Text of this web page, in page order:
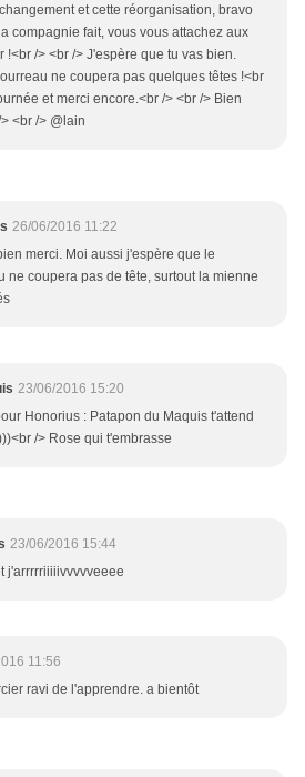
et cette réorganisation, bravo
compagnie fait, vous vous attachez aux
!<br /> <br /> J'espère que tu vas bien.
ne coupera pas quelques têtes !<br
et merci encore.<br /> <br /> Bien
<br /> @lain
26/06/2016 11:22
merci. Moi aussi j'espère que le
ne coupera pas de tête, surtout la mienne
23/06/2016 15:20
Honorius : Patapon du Maquis t'attend
/> Rose qui t'embrasse
23/06/2016 15:44
j'arrrrriiiiivvvvveeee
11:56
ravi de l'apprendre. a bientôt